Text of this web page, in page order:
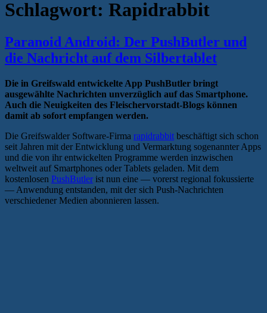
Schlagwort: Rapidrabbit
Paranoid Android: Der PushButler und
die Nachricht auf dem Silbertablet
Die in Greifswald entwickelte App PushButler bringt
ausgewählte Nachrichten unverzüglich auf das Smartphone.
Auch die Neuigkeiten des Fleischervorstadt-Blogs können
damit ab sofort empfangen werden.
Die Greifswalder Software-Firma rapidrabbit beschäftigt sich schon
seit Jahren mit der Entwicklung und Vermarktung sogenannter Apps
und die von ihr entwickelten Programme werden inzwischen
weltweit auf Smartphones oder Tablets geladen. Mit dem
kostenlosen PushButler ist nun eine — vorerst regional fokussierte
— Anwendung entstanden, mit der sich Push-Nachrichten
verschiedener Medien abonnieren lassen.